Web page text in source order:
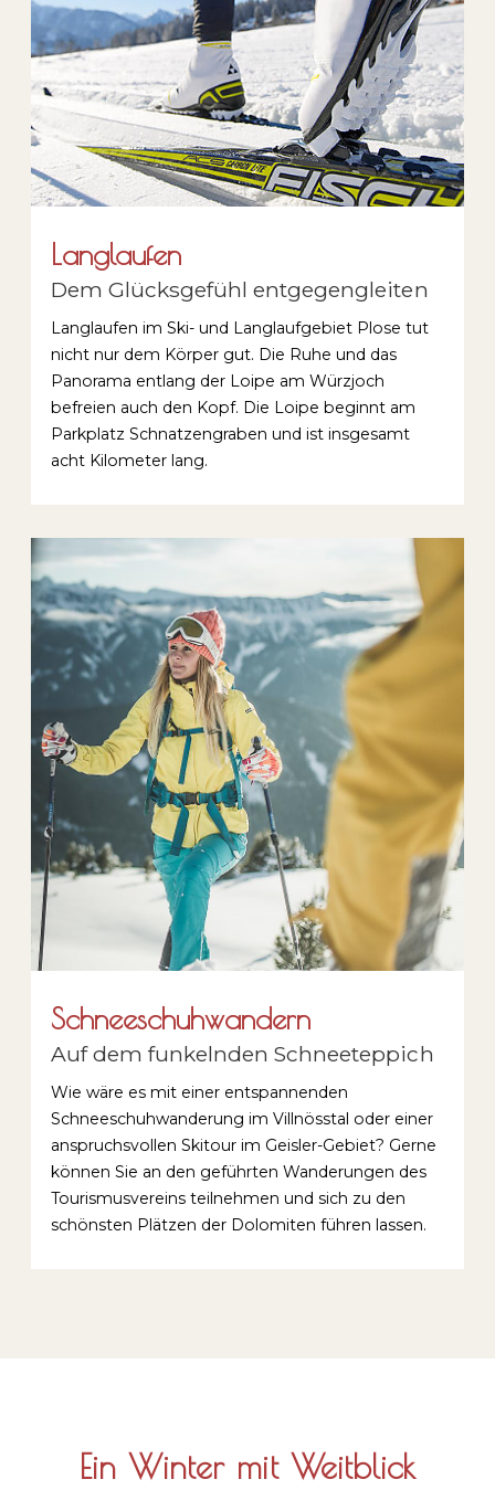
Langlaufen
Dem Glücksgefühl entgegengleiten
Langlaufen im Ski- und Langlaufgebiet Plose tut
nicht nur dem Körper gut. Die Ruhe und das
Panorama entlang der Loipe am Würzjoch
befreien auch den Kopf. Die Loipe beginnt am
Parkplatz Schnatzengraben und ist insgesamt
acht Kilometer lang.
Schneeschuhwandern
Auf dem funkelnden Schneeteppich
Wie wäre es mit einer entspannenden
Schneeschuhwanderung im Villnösstal oder einer
anspruchsvollen Skitour im Geisler-Gebiet? Gerne
können Sie an den geführten Wanderungen des
Tourismusvereins teilnehmen und sich zu den
schönsten Plätzen der Dolomiten führen lassen.
Ein Winter mit Weitblick